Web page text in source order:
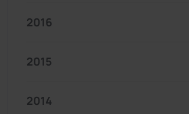
2016
2015
2014